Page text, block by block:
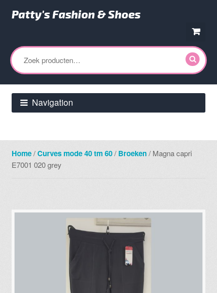
naar
navigatie
naar
de
inhoud
Patty's Fashion & Shoes
Zoeken
naar:
Navigation
Home/Curves mode 40 tm 60/ Broeken/ Magna capri
E7001 020 grey